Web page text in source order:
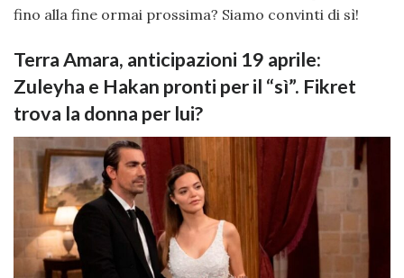
fino alla fine ormai prossima? Siamo convinti di sì!
Terra Amara, anticipazioni 19 aprile:
Zuleyha e Hakan pronti per il “sì”. Fikret
trova la donna per lui?